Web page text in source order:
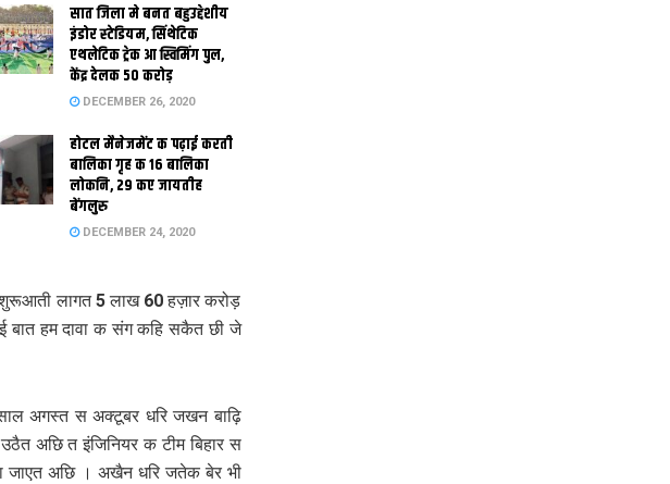
सात जिला मे बनत बहुउद्देशीय
इंडोर स्‍टेडि‍यम, सिंथेटिक
एथलेटिक ट्रेक आ स्विमिंग पुल,
केंद्र देलक 50 करोड़
DECEMBER 26, 2020
होटल मैनेजमेंट क पढ़ाई करती
बालिका गृह क 16 बालिका
लोकनि, 29 कए जायतीह
बेंगलुरु
DECEMBER 24, 2020
लागत 5 लाख 60 हज़ार करोड़
हम दावा क संग कहि सकैत छी जे
अगस्‍त स अक्‍टूबर धरि जखन बाढ़ि
अछि त इंजिनियर क टीम बिहार स
जाएत अछि । अखैन धरि जतेक बेर भी